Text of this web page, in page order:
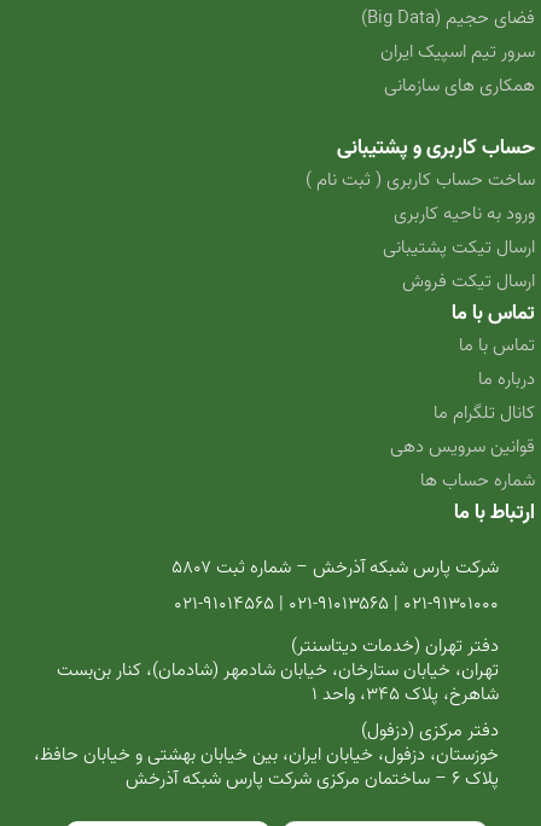
فضای حجیم (Big Data)
سرور تیم اسپیک ایران
همکاری های سازمانی
حساب کاربری و پشتیبانی
ساخت حساب کاربری ( ثبت نام )
ورود به ناحیه کاربری
ارسال تیکت پشتیبانی
ارسال تیکت فروش
تماس با ما
تماس با ما
درباره ما
کانال تلگرام ما
قوانین سرویس دهی
شماره حساب ها
ارتباط با ما
شرکت پارس شبکه آذرخش – شماره ثبت ۵۸۰۷
۰۲۱-۹۱۳۰۱۰۰۰ | ۰۲۱-۹۱۰۱۳۵۶۵ | ۰۲۱-۹۱۰۱۴۵۶۵
دفتر تهران (خدمات دیتاسنتر)
تهران، خیابان ستارخان، خیابان شادمهر (شادمان)، کنار بن‌بست
شاهرخ، پلاک ۳۴۵، واحد ۱
دفتر مرکزی (دزفول)
خوزستان، دزفول، خیابان ایران، بین خیابان بهشتی و خیابان حافظ،
پلاک ۶ – ساختمان مرکزی شرکت پارس شبکه آذرخش